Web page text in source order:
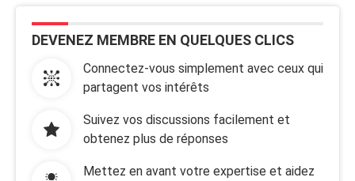
DEVENEZ MEMBRE EN QUELQUES CLICS
Connectez-vous simplement avec ceux qui
partagent vos intérêts
Suivez vos discussions facilement et
obtenez plus de réponses
Mettez en avant votre expertise et aidez